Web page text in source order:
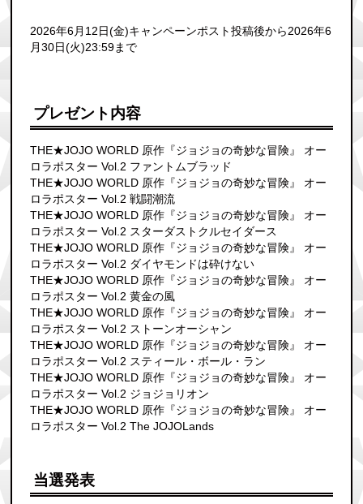
2026年6月12日(金)キャンペーンポスト投稿後から2026年6
月30日(火)23:59まで
プレゼント内容
THE★JOJO WORLD 原作『ジョジョの奇妙な冒険』 オー
ロラポスター Vol.2 ファントムブラッド
THE★JOJO WORLD 原作『ジョジョの奇妙な冒険』 オー
ロラポスター Vol.2 戦闘潮流
THE★JOJO WORLD 原作『ジョジョの奇妙な冒険』 オー
ロラポスター Vol.2 スターダストクルセイダース
THE★JOJO WORLD 原作『ジョジョの奇妙な冒険』 オー
ロラポスター Vol.2 ダイヤモンドは砕けない
THE★JOJO WORLD 原作『ジョジョの奇妙な冒険』 オー
ロラポスター Vol.2 黄金の風
THE★JOJO WORLD 原作『ジョジョの奇妙な冒険』 オー
ロラポスター Vol.2 ストーンオーシャン
THE★JOJO WORLD 原作『ジョジョの奇妙な冒険』 オー
ロラポスター Vol.2 スティール・ボール・ラン
THE★JOJO WORLD 原作『ジョジョの奇妙な冒険』 オー
ロラポスター Vol.2 ジョジョリオン
THE★JOJO WORLD 原作『ジョジョの奇妙な冒険』 オー
ロラポスター Vol.2 The JOJOLands
当選発表